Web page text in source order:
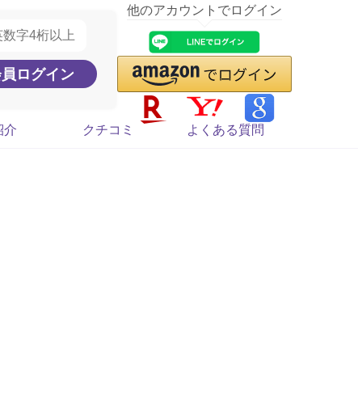
他のアカウントでログイン
介 クチコミ よくある質問